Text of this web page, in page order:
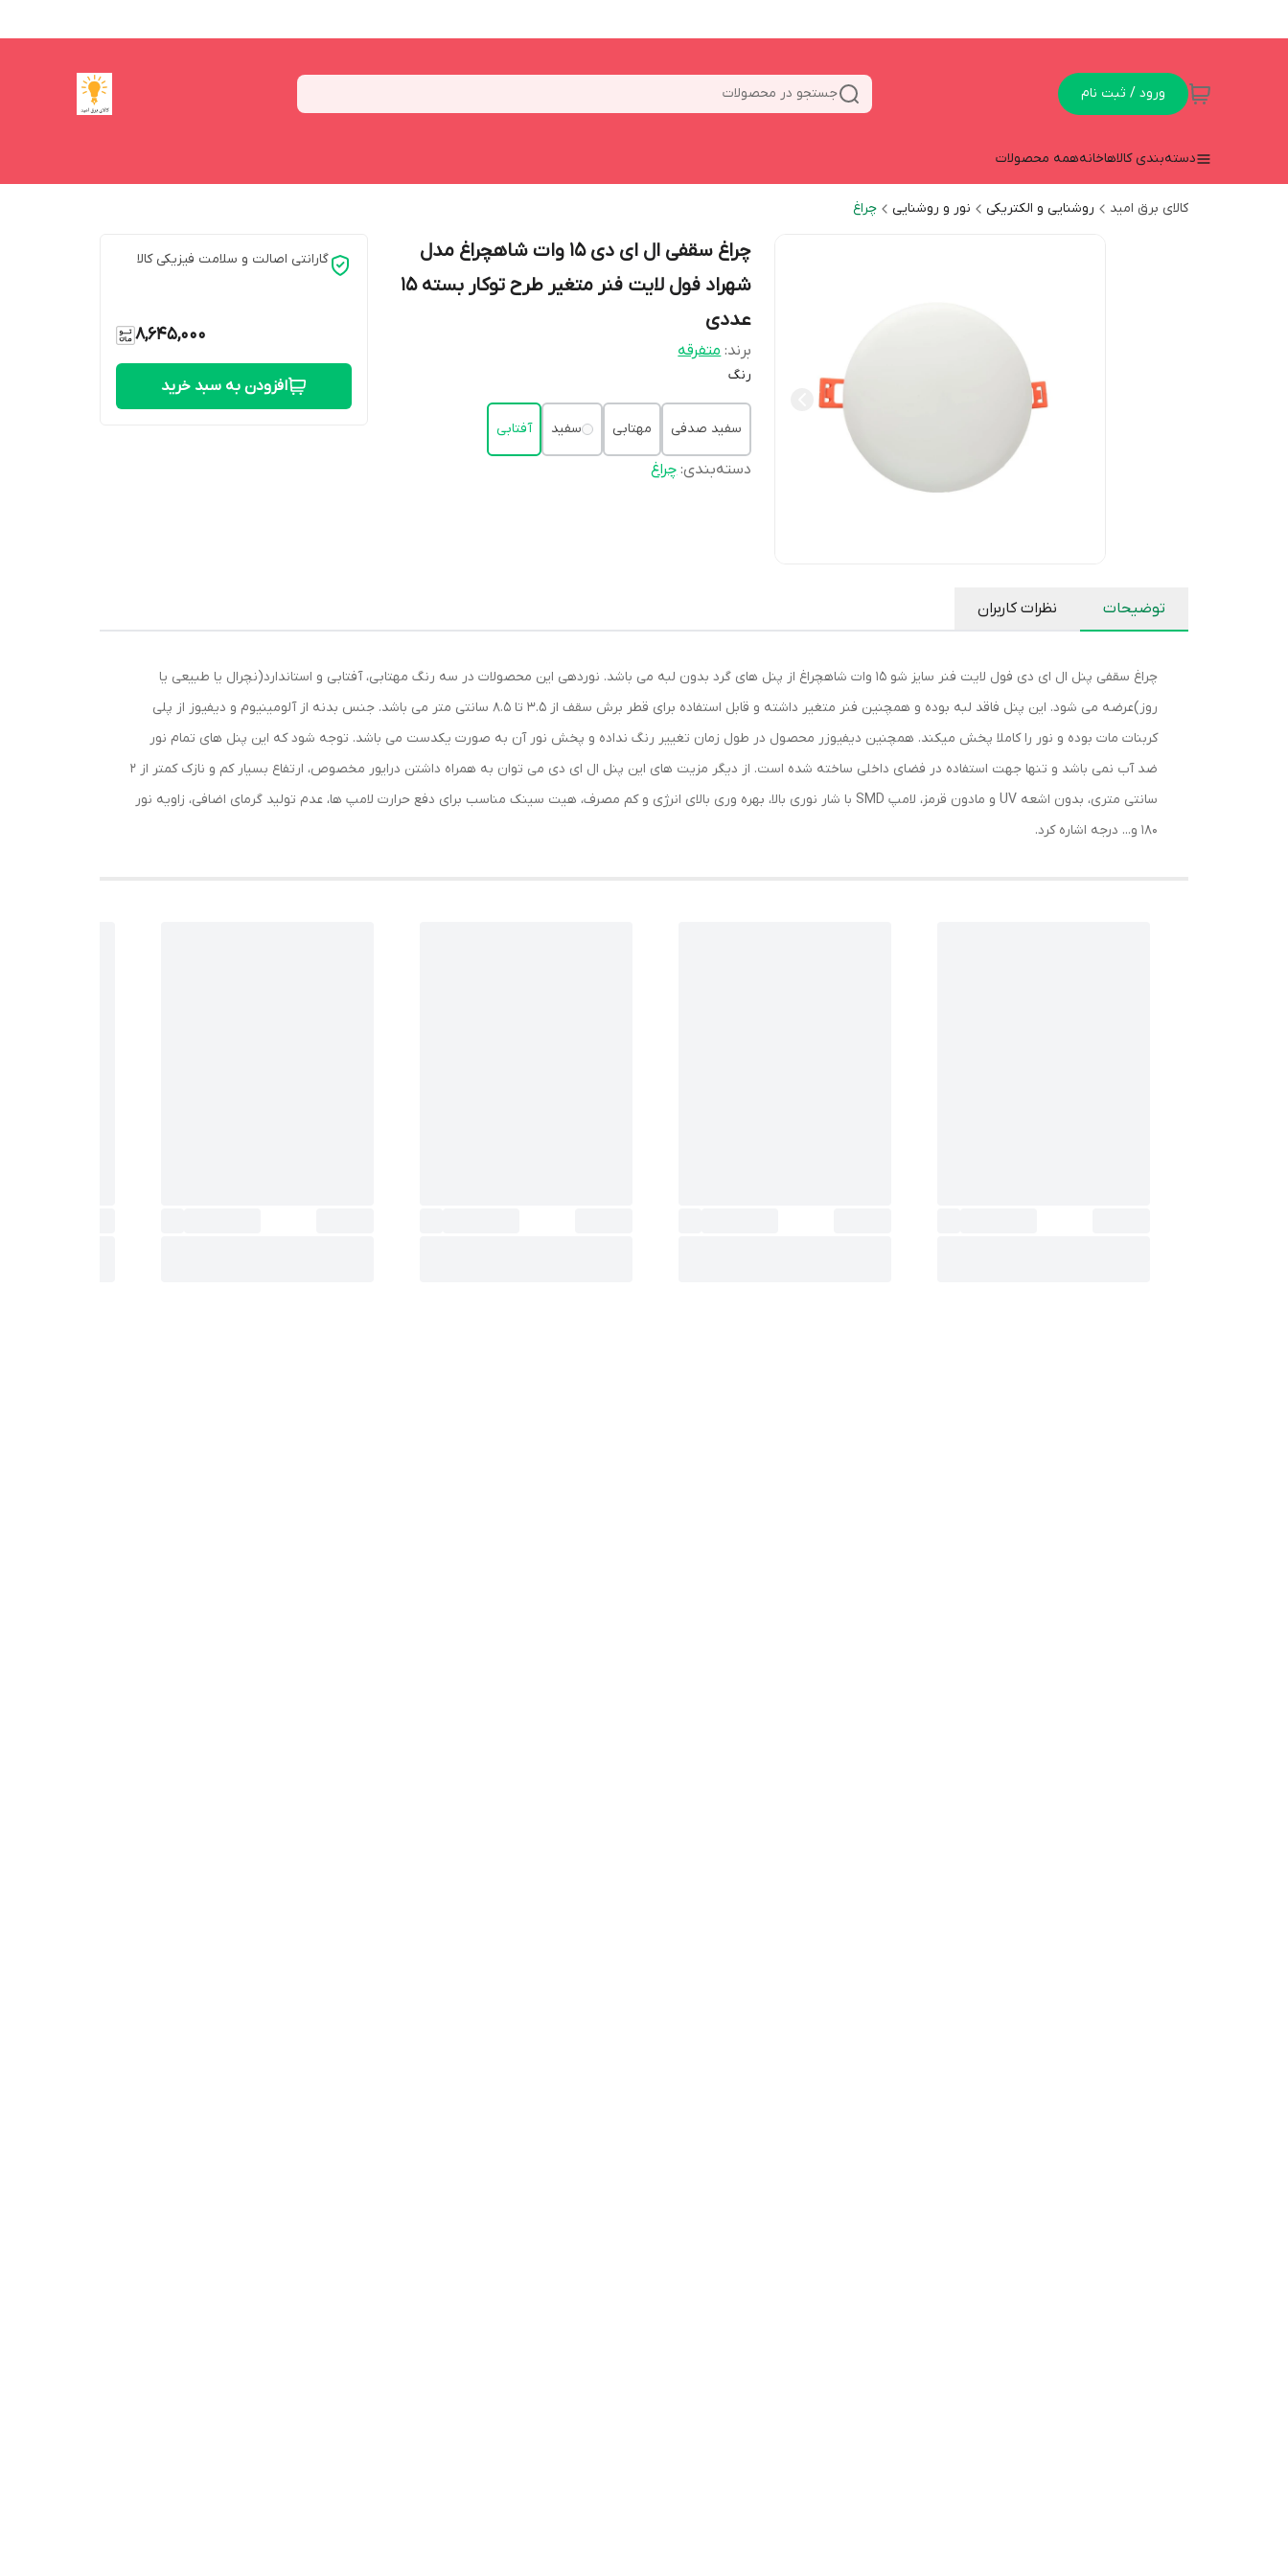
ورود / ثبت نام جستجو در محصولات
دسته‌بندی کالاهاخانههمه محصولات
کالای برق امید روشنایی و الکتریکی نور و روشنایی چراغ
چراغ سقفی ال ای دی 15 وات شاهچراغ مدل
شهراد فول لایت فنر متغیر طرح توکار بسته 15
عددی
برند: متفرقه
رنگ
سفید صدفی مهتابی سفید آفتابی
دسته‌بندی:چراغ
گارانتی اصالت و سلامت فیزیکی کالا
8,645,000
افزودن به سبد خرید
توضیحات نظرات کاربران
چراغ سقفی پنل ال ای دی فول لایت فنر سایز شو 15 وات شاهچراغ از پنل های گرد بدون لبه می باشد. نوردهی این محصولات در سه رنگ مهتابی، آفتابی و استاندارد(نچرال یا طبیعی یا
روز)عرضه می شود. این پنل فاقد لبه بوده و همچنین فنر متغیر داشته و قابل استفاده برای قطر برش سقف از 3.5 تا 8.5 سانتی متر می باشد. جنس بدنه از آلومینیوم و دیفیوز از پلی
کربنات مات بوده و نور را کاملا پخش میکند. همچنین دیفیوزر محصول در طول زمان تغییر رنگ نداده و پخش نور آن به صورت یکدست می باشد. توجه شود که این پنل های تمام نور
ضد آب نمی باشد و تنها جهت استفاده در فضای داخلی ساخته شده است. از دیگر مزیت های این پنل ال ای دی می توان به همراه داشتن درایور مخصوص، ارتفاع بسیار کم و نازک کمتر از 2
سانتی متری، بدون اشعه UV و مادون قرمز، لامپ SMD با شار نوری بالا، بهره وری بالای انرژی و کم مصرف، هیت سینک مناسب برای دفع حرارت لامپ ها، عدم تولید گرمای اضافی، زاویه نور
180 و... درجه اشاره کرد.